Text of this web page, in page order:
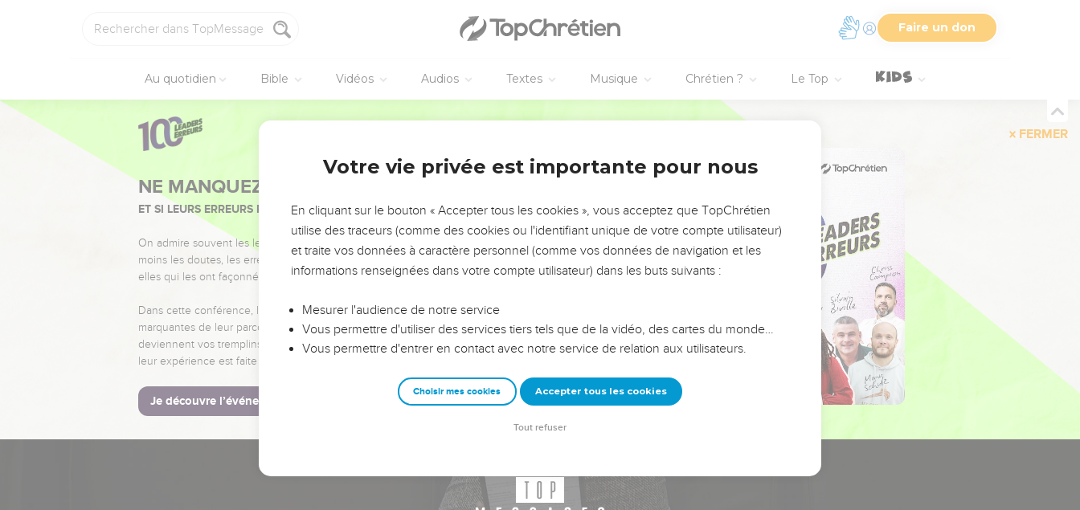
Faire un don
Au quotidien Bible Vidéos Audios Textes Musique Chrétien ? Le Top
FERMER
NE MANQUEZ PAS L’ÉVÉNEMENT DE L’ANNÉE !
ET SI LEURS ERREURS POUVAIENT VOUS ÉVITER LES VOTRES ?
On admire souvent les leaders pour leurs réussites, leur impact, leur foi ou leur vision. Mais on voit
moins les doutes, les erreurs et les saisons difficiles qu'ils ont traversés, alors même que ce sont
elles qui les ont façonnés.
Dans cette conférence, leaders, entrepreneurs, et responsables reviennent sur les erreurs
marquantes de leur parcours et les clés pour avancer avec plus de sagesse afin que leurs erreurs
deviennent vos tremplins. Que vous guidiez un ministère, une équipe, un groupe ou une famille,
leur expérience est faite pour vous.
Je découvre l’événement
Votre vie privée est importante pour nous
En cliquant sur le bouton « Accepter tous les cookies », vous acceptez que TopChrétien
utilise des traceurs (comme des cookies ou l'identifiant unique de votre compte utilisateur)
et traite vos données à caractère personnel (comme vos données de navigation et les
informations renseignées dans votre compte utilisateur) dans les buts suivants :
Mesurer l'audience de notre service
Vous permettre d'utiliser des services tiers tels que de la vidéo, des cartes du monde…
Vous permettre d'entrer en contact avec notre service de relation aux utilisateurs.
Choisir mes cookies Accepter tous les cookies
Tout refuser